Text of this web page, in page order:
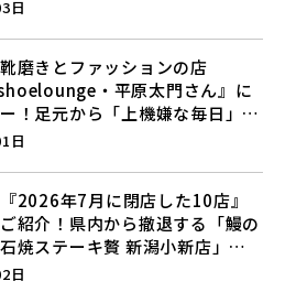
日
靴磨きとファッションの店
shoelounge・平原太門さん』に
！足元から「上機嫌な毎日」を
提案とは？
日
『2026年7月に閉店した10店』
紹介！県内から撤退する「鰻の
焼ステーキ贅 新潟小新店」が
日